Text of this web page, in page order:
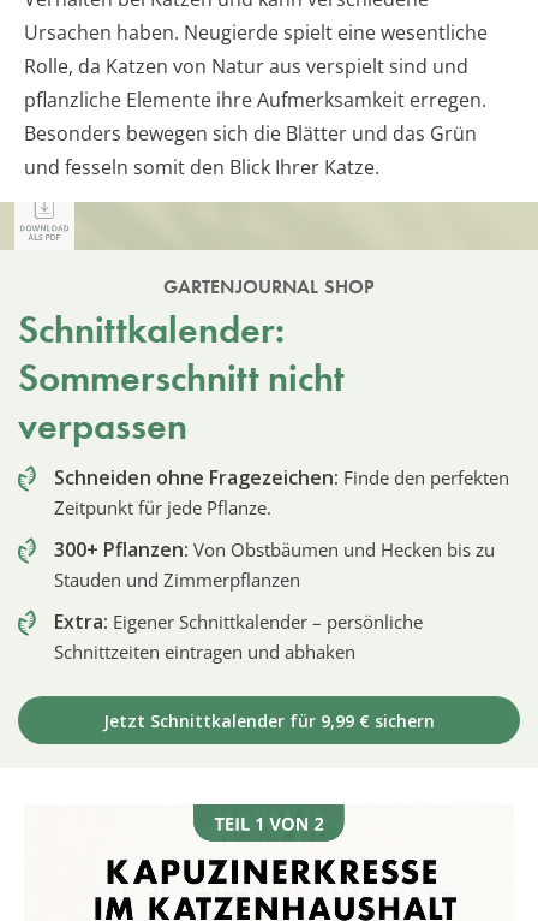
Ursachen haben. Neugierde spielt eine wesentliche
Rolle, da Katzen von Natur aus verspielt sind und
pflanzliche Elemente ihre Aufmerksamkeit erregen.
Besonders bewegen sich die Blätter und das Grün
und fesseln somit den Blick Ihrer Katze.
GARTENJOURNAL SHOP
Schnittkalender:
Sommerschnitt nicht
verpassen
Schneiden ohne Fragezeichen: Finde den perfekten
Zeitpunkt für jede Pflanze.
300+ Pflanzen: Von Obstbäumen und Hecken bis zu
Stauden und Zimmerpflanzen
Extra: Eigener Schnittkalender – persönliche
Schnittzeiten eintragen und abhaken
Jetzt Schnittkalender für 9,99 € sichern